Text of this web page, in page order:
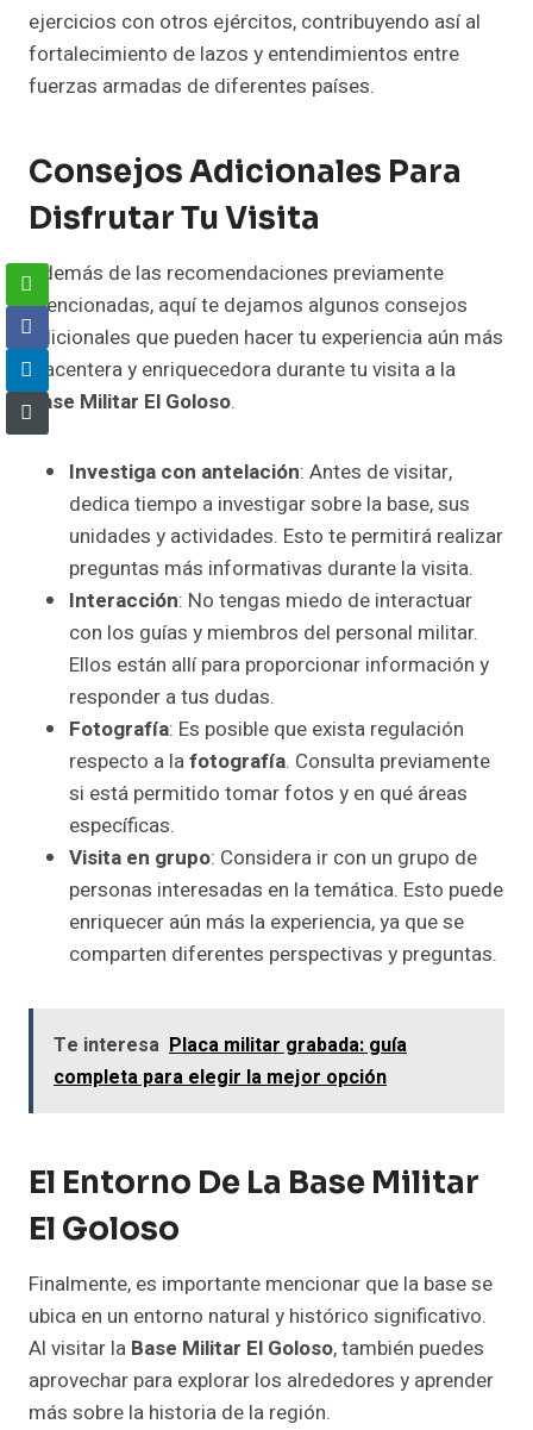
ejercicios con otros ejércitos, contribuyendo así al
fortalecimiento de lazos y entendimientos entre
fuerzas armadas de diferentes países.
Consejos Adicionales Para
Disfrutar Tu Visita
Además de las recomendaciones previamente
mencionadas, aquí te dejamos algunos consejos
adicionales que pueden hacer tu experiencia aún más
placentera y enriquecedora durante tu visita a la
Base Militar El Goloso.
Investiga con antelación: Antes de visitar,
dedica tiempo a investigar sobre la base, sus
unidades y actividades. Esto te permitirá realizar
preguntas más informativas durante la visita.
Interacción: No tengas miedo de interactuar
con los guías y miembros del personal militar.
Ellos están allí para proporcionar información y
responder a tus dudas.
Fotografía: Es posible que exista regulación
respecto a lafotografía. Consulta previamente
si está permitido tomar fotos y en qué áreas
específicas.
Visita en grupo: Considera ir con un grupo de
personas interesadas en la temática. Esto puede
enriquecer aún más la experiencia, ya que se
comparten diferentes perspectivas y preguntas.
Te interesa Placa militar grabada: guía
completa para elegir la mejor opción
El Entorno De La Base Militar
El Goloso
Finalmente, es importante mencionar que la base se
ubica en un entorno natural y histórico significativo.
Al visitar la Base Militar El Goloso, también puedes
aprovechar para explorar los alrededores y aprender
más sobre la historia de la región.